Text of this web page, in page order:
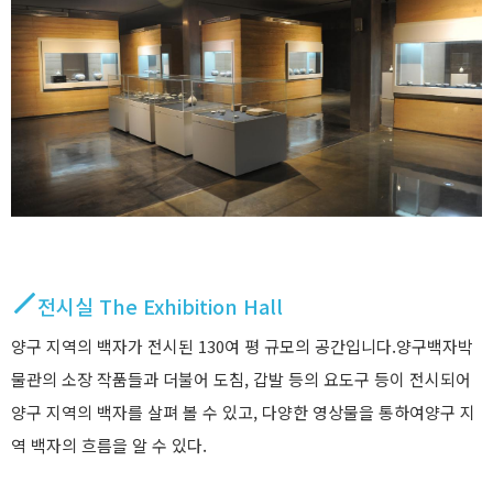
전시실 The Exhibition Hall
양구 지역의 백자가 전시된 130여 평 규모의 공간입니다.양구백자박
물관의 소장 작품들과 더불어 도침, 갑발 등의 요도구 등이 전시되어
양구 지역의 백자를 살펴 볼 수 있고, 다양한 영상물을 통하여양구 지
역 백자의 흐름을 알 수 있다.